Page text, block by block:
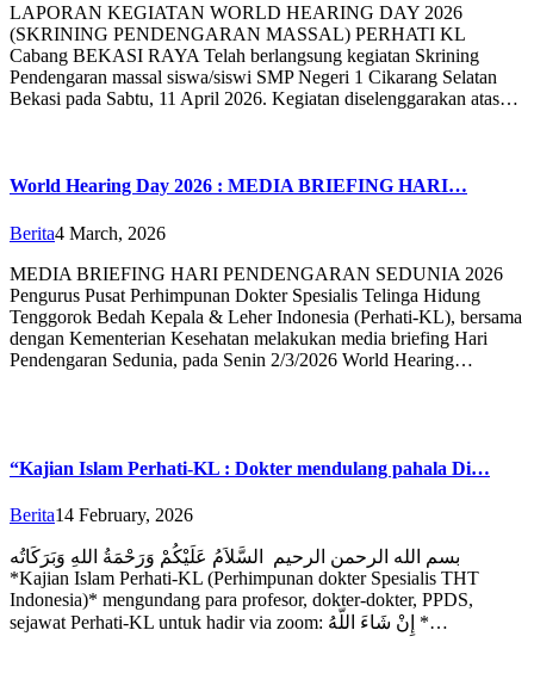
LAPORAN KEGIATAN WORLD HEARING DAY 2026
(SKRINING PENDENGARAN MASSAL) PERHATI KL
Cabang BEKASI RAYA Telah berlangsung kegiatan Skrining
Pendengaran massal siswa/siswi SMP Negeri 1 Cikarang Selatan
Bekasi pada Sabtu, 11 April 2026. Kegiatan diselenggarakan atas…
World Hearing Day 2026 : MEDIA BRIEFING HARI…
Berita4 March, 2026
MEDIA BRIEFING HARI PENDENGARAN SEDUNIA 2026
Pengurus Pusat Perhimpunan Dokter Spesialis Telinga Hidung
Tenggorok Bedah Kepala & Leher Indonesia (Perhati-KL), bersama
dengan Kementerian Kesehatan melakukan media briefing Hari
Pendengaran Sedunia, pada Senin 2/3/2026 World Hearing…
“Kajian Islam Perhati-KL : Dokter mendulang pahala Di…
Berita14 February, 2026
بسم الله الرحمن الرحيم ⁣⁣⁣⁣⁣ السَّلاَمُ عَلَيْكُمْ وَرَحْمَةُ اللهِ وَبَرَكَاتُه ⁣⁣⁣⁣⁣ ‎⁣
*Kajian Islam Perhati-KL (Perhimpunan dokter Spesialis THT
Indonesia)* mengundang para profesor, dokter-dokter, PPDS,
sejawat Perhati-KL untuk hadir via zoom: إِنْ شَاءَ اللّهُ *️⁣…